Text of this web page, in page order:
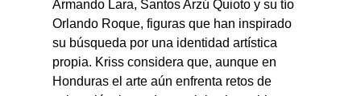
Armando Lara, Santos Arzú Quioto y su tío
Orlando Roque, figuras que han inspirado
su búsqueda por una identidad artística
propia. Kriss considera que, aunque en
Honduras el arte aún enfrenta retos de